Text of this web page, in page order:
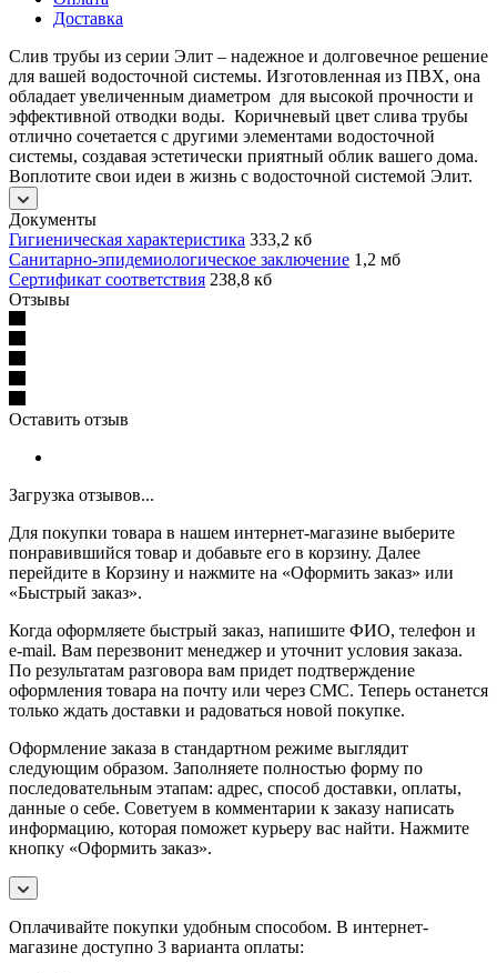
Доставка
Слив трубы из серии Элит – надежное и долговечное решение
для вашей водосточной системы. Изготовленная из ПВХ, она
обладает увеличенным диаметром для высокой прочности и
эффективной отводки воды. Коричневый цвет слива трубы
отлично сочетается с другими элементами водосточной
системы, создавая эстетически приятный облик вашего дома.
Воплотите свои идеи в жизнь с водосточной системой Элит.
Документы
Гигиеническая характеристика 333,2 кб
Санитарно-эпидемиологическое заключение 1,2 мб
Сертификат соответствия 238,8 кб
Отзывы
Оставить отзыв
Загрузка отзывов...
Для покупки товара в нашем интернет-магазине выберите
понравившийся товар и добавьте его в корзину. Далее
перейдите в Корзину и нажмите на «Оформить заказ» или
«Быстрый заказ».
Когда оформляете быстрый заказ, напишите ФИО, телефон и
e-mail. Вам перезвонит менеджер и уточнит условия заказа.
По результатам разговора вам придет подтверждение
оформления товара на почту или через СМС. Теперь останется
только ждать доставки и радоваться новой покупке.
Оформление заказа в стандартном режиме выглядит
следующим образом. Заполняете полностью форму по
последовательным этапам: адрес, способ доставки, оплаты,
данные о себе. Советуем в комментарии к заказу написать
информацию, которая поможет курьеру вас найти. Нажмите
кнопку «Оформить заказ».
Оплачивайте покупки удобным способом. В интернет-
магазине доступно 3 варианта оплаты: